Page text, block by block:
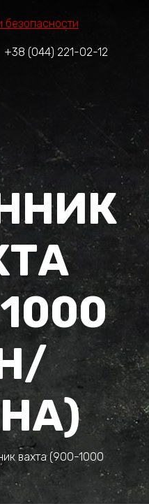
+38 (044) 221-02-12
вахта (900-1000